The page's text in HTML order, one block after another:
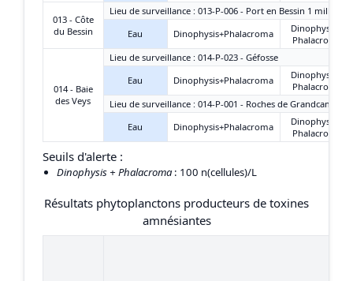
013 - Côte
du Bessin
Lieu de surveillance : 013-P-006 - Port en Bessin 1 mille
Eau
Dinophysis+Phalacroma
Dinophysis +
Phalacroma
014 - Baie
des Veys
Lieu de surveillance : 014-P-023 - Géfosse
Eau
Dinophysis+Phalacroma
Dinophysis +
Phalacroma
Lieu de surveillance : 014-P-001 - Roches de Grandcamp
Eau
Dinophysis+Phalacroma
Dinophysis +
Phalacroma
Seuils d'alerte :
Dinophysis + Phalacroma : 100 n(cellules)/L
Résultats phytoplanctons producteurs de toxines
amnésiantes